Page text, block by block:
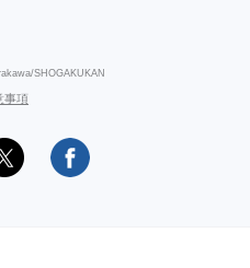
SHOGAKUKAN
事項